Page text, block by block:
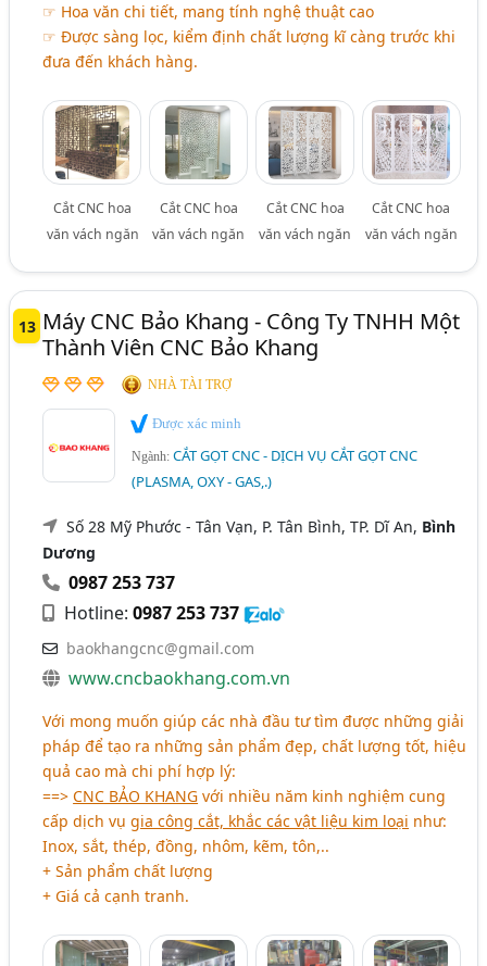
☞ Hoa văn chi tiết, mang tính nghệ thuật cao
☞ Được sàng lọc, kiểm định chất lượng kĩ càng trước khi
đưa đến khách hàng.
Cắt CNC hoa
văn vách ngăn
Cắt CNC hoa
văn vách ngăn
Cắt CNC hoa
văn vách ngăn
Cắt CNC hoa
văn vách ngăn
13 Máy CNC Bảo Khang - Công Ty TNHH Một
Thành Viên CNC Bảo Khang
NHÀ TÀI TRỢ
Được xác minh
Ngành:CẮT GỌT CNC - DỊCH VỤ CẮT GỌT CNC
(PLASMA, OXY - GAS,.)
Số 28 Mỹ Phước - Tân Vạn, P. Tân Bình, TP. Dĩ An, Bình
Dương
0987 253 737
Hotline:0987 253 737
baokhangcnc@gmail.com
www.cncbaokhang.com.vn
Với mong muốn giúp các nhà đầu tư tìm được những giải
pháp để tạo ra những sản phẩm đẹp, chất lượng tốt, hiệu
quả cao mà chi phí hợp lý:
==>CNC BẢO KHANG với nhiều năm kinh nghiệm cung
cấp dịch vụgia công cắt, khắc các vật liệu kim loại như:
Inox, sắt, thép, đồng, nhôm, kẽm, tôn,..
+ Sản phẩm chất lượng
+ Giá cả cạnh tranh.